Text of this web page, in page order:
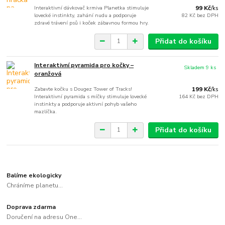
Interaktivní dávkovač krmiva Planetka stimuluje
lovecké instinkty, zahání nudu a podporuje
zdravé trávení psů i koček zábavnou formou hry.
99 Kč/ks
82 Kč bez DPH
Přidat do košíku
Interaktivní pyramida pro kočky –
oranžová
Zabavte kočku s Dougez Tower of Tracks!
Interaktivní pyramida s míčky stimuluje lovecké
instinkty a podporuje aktivní pohyb vašeho
mazlíčka.
199 Kč/ks
164 Kč bez DPH
Skladem 9 ks
Přidat do košíku
Balíme ekologicky
Chráníme planetu...
Doprava zdarma
Doručení na adresu One...